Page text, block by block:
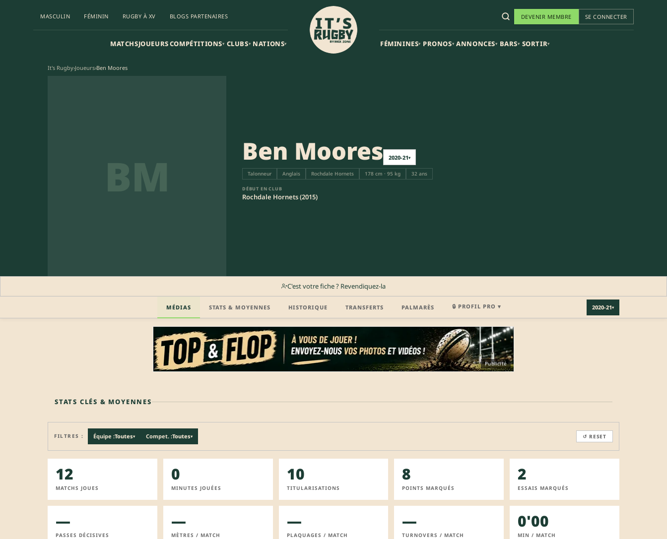
MASCULIN FÉMININ RUGBY À XV BLOGS PARTENAIRES
MATCHSJOUEURSCOMPÉTITIONS▾ CLUBS▾ NATIONS▾
DEVENIR MEMBRE SE CONNECTER
FÉMININES▾ PRONOS▾ ANNONCES▾ BARS▾ SORTIR▾
It's Rugby›Joueurs›Ben Moores
BM Ben Moores 2020-21▾
Talonneur Anglais Rochdale Hornets 178 cm · 95 kg 32 ans
DÉBUT EN CLUB
Rochdale Hornets (2015)
C'est votre fiche ? Revendiquez-la
MÉDIAS STATS & MOYENNES HISTORIQUE TRANSFERTS PALMARÈS 🔒 PROFIL PRO ▾ 2020-21▾
Profil pro · Réservé aux clubs REJOINDRE LA COMMUNAUTÉ
Publicité
STATS CLÉS & MOYENNES
FILTRES : Équipe :Toutes▾ Compet. :Toutes▾ ↺ RESET
12
MATCHS JOUES
0
MINUTES JOUÉES
10
TITULARISATIONS
8
POINTS MARQUÉS
2
ESSAIS MARQUÉS
—
PASSES DÉCISIVES
—
MÈTRES / MATCH
—
PLAQUAGES / MATCH
—
TURNOVERS / MATCH
0'00
MIN / MATCH